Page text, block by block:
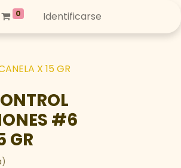
0 Identificarse
X 15 GR
#6
GR